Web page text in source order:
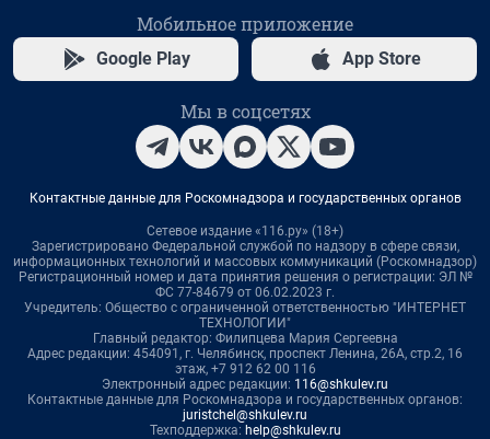
Мобильное приложение
Google Play App Store
Мы в соцсетях
Контактные данные для Роскомнадзора и государственных органов
Сетевое издание «116.ру» (18+)
Зарегистрировано Федеральной службой по надзору в сфере связи,
информационных технологий и массовых коммуникаций (Роскомнадзор)
Регистрационный номер и дата принятия решения о регистрации: ЭЛ №
ФС 77-84679 от 06.02.2023 г.
Учредитель: Общество с ограниченной ответственностью "ИНТЕРНЕТ
ТЕХНОЛОГИИ"
Главный редактор: Филипцева Мария Сергеевна
Адрес редакции: 454091, г. Челябинск, проспект Ленина, 26А, стр.2, 16
этаж, +7 912 62 00 116
Электронный адрес редакции: 116@shkulev.ru
Контактные данные для Роскомнадзора и государственных органов:
juristchel@shkulev.ru
Техподдержка: help@shkulev.ru